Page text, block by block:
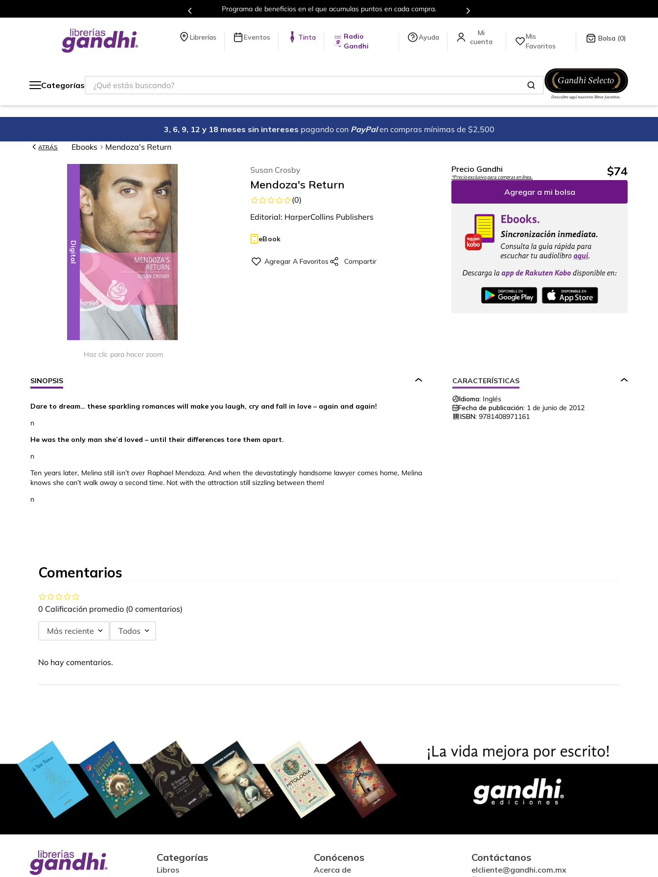
Programa de beneficios en el que acumulas puntos en cada compra.
Librerías Eventos Tinta
Radio
Gandhi
Ayuda
Mis
Favoritos
0
Categorías
¿Qué estás buscando?
3, 6, 9, 12 y 18 meses sin intereses pagando con PayPal en compras mínimas de $2,500
ATRÁS Ebooks Mendoza's Return
Digital
Haz clic para hacer zoom
Susan Crosby
Mendoza's Return
(0)
Editorial: HarperCollins Publishers
eBook
Precio Gandhi
*Precio exclusivo para compras en línea. $74
Agregar a mi bolsa
SINOPSIS
Dare to dream… these sparkling romances will make you laugh, cry and fall in love – again and again!
n
He was the only man she’d loved – until their differences tore them apart.
n
Ten years later, Melina still isn’t over Raphael Mendoza. And when the devastatingly handsome lawyer comes home, Melina
knows she can’t walk away a second time. Not with the attraction still sizzling between them!
n
CARACTERÍSTICAS
Idioma: Inglés
Fecha de publicación: 1 de junio de 2012
ISBN: 9781408971161
Comentarios
0 Calificación promedio (0 comentarios)
Más reciente Todos
No hay comentarios.
Categorías
Libros
Conócenos
Acerca de
Contáctanos
elcliente@gandhi.com.mx